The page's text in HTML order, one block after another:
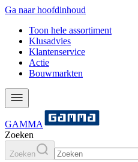
Ga naar hoofdinhoud
Toon hele assortiment
Klusadvies
Klantenservice
Actie
Bouwmarkten
GAMMA
Zoeken
Zoeken